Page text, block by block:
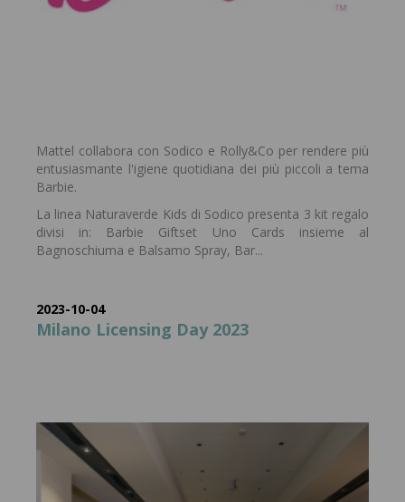
Mattel collabora con Sodico e Rolly&Co per rendere più
entusiasmante l'igiene quotidiana dei più piccoli a tema
Barbie.
La linea Naturaverde Kids di Sodico presenta 3 kit regalo
divisi in: Barbie Giftset Uno Cards insieme al
Bagnoschiuma e Balsamo Spray, Bar...
2023-10-04
Milano Licensing Day 2023